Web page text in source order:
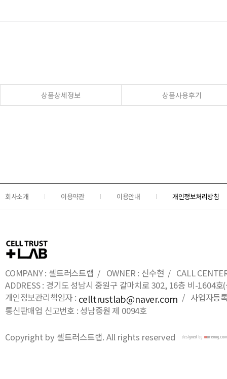
상품상세정보 상품사용후기
회사소개 이용약관 이용안내 개인정보처리방침
COMPANY : 셀트러스트랩 / OWNER : 신수현 / CALL
ADDRESS : 경기도 성남시 중원구 갈마치로 302, 16층 비-1604
개인정보관리책임자 : celltrustlab@naver.com / 사업자등
통신판매업 신고번호 : 성남중원 제 0094호
Copyright by 셀트러스트랩. All rights reserved